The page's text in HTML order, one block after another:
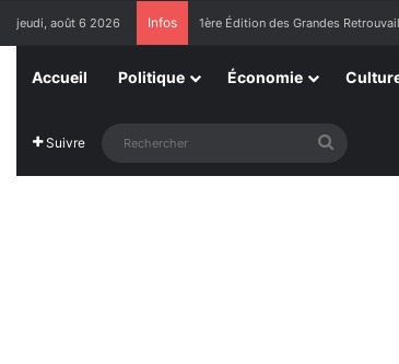
jeudi, août 6 2026 Infos 1ère Édition des Grandes
Accueil Politique Économie
Suivre